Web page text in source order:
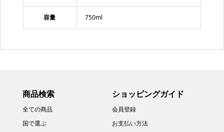
容量 750ml
商品検索
全ての商品
国で選ぶ
ショッピングガイド
会員登録
お支払い方法